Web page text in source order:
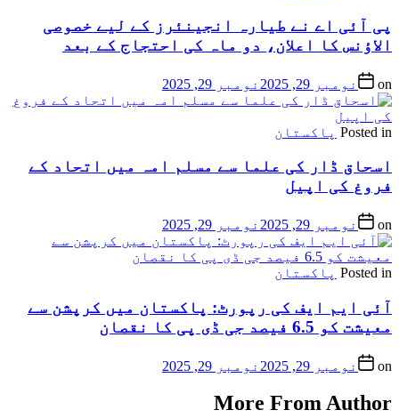
پی آئی اے نے طیارہ انجینئرز کے لیے خصوصی
الاؤنس کا اعلان، دو ماہ کی احتجاج کے بعد
on نومبر 29, 2025 نومبر 29, 2025
Posted in پاکستان
اسحاق ڈار کی علما سے مسلم امہ میں اتحاد کے
فروغ کی اپیل
on نومبر 29, 2025 نومبر 29, 2025
Posted in پاکستان
آئی ایم ایف کی رپورٹ: پاکستان میں کرپشن سے
معیشت کو 6.5 فیصد جی ڈی پی کا نقصان
on نومبر 29, 2025 نومبر 29, 2025
More From Author